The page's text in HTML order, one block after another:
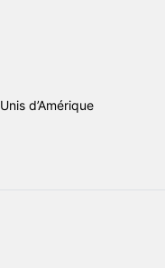
d’Amérique